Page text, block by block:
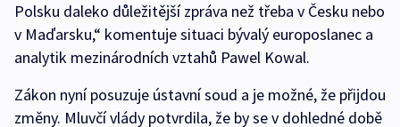
Polsku daleko důležitější zpráva než třeba v Česku nebo
v Maďarsku,“ komentuje situaci bývalý europoslanec a
analytik mezinárodních vztahů Pawel Kowal.
Zákon nyní posuzuje ústavní soud a je možné, že přijdou
změny. Mluvčí vlády potvrdila, že by se v dohledné době